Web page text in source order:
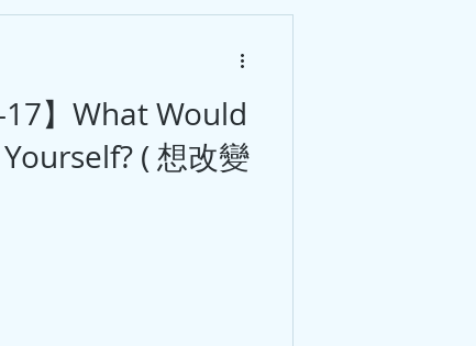
17】What Would
( 想改變